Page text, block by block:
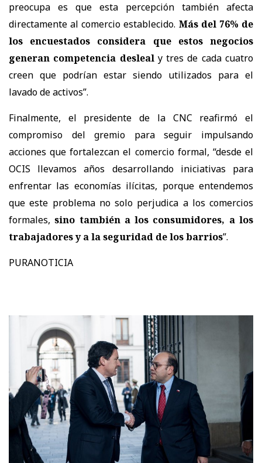
preocupa es que esta percepción también afecta
directamente al comercio establecido. Más del 76% de
los encuestados considera que estos negocios
generan competencia deslealy tres de cada cuatro
creen que podrían estar siendo utilizados para el
lavado de activos”.
Finalmente, el presidente de la CNC reafirmó el
compromiso del gremio para seguir impulsando
acciones que fortalezcan el comercio formal, “desde el
OCIS llevamos años desarrollando iniciativas para
enfrentar las economías ilícitas, porque entendemos
que este problema no solo perjudica a los comercios
formales,sino también a los consumidores, a los
trabajadores y a la seguridad de los barrios”.
PURANOTICIA